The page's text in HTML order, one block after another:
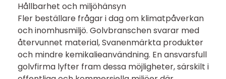
Hållbarhet och miljöhänsyn
Fler beställare frågar i dag om klimatpåverkan
och inomhusmiljö. Golvbranschen svarar med
återvunnet material, Svanenmärkta produkter
och mindre kemikalieanvändning. En ansvarsfull
golvfirma lyfter fram dessa möjligheter, särskilt i